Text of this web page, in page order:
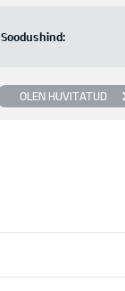
Soodushind:
OLEN HUVITATUD